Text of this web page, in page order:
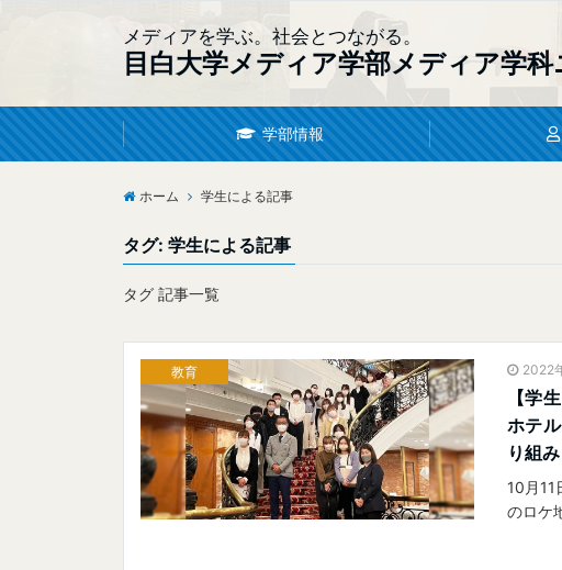
メディアを学ぶ。社会とつながる。
目白大学メディア学部メディア学科
学部情報
ホーム 学生による記事
タグ: 学生による記事
タグ 記事一覧
教育 2022
【学
ホテ
り組
10月
のロケ